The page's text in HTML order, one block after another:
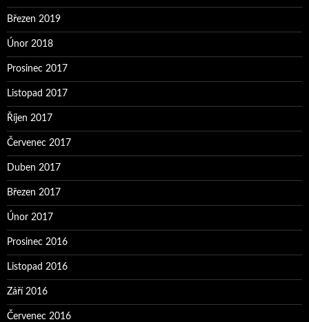
Březen 2019
Únor 2018
Prosinec 2017
Listopad 2017
Říjen 2017
Červenec 2017
Duben 2017
Březen 2017
Únor 2017
Prosinec 2016
Listopad 2016
Září 2016
Červenec 2016